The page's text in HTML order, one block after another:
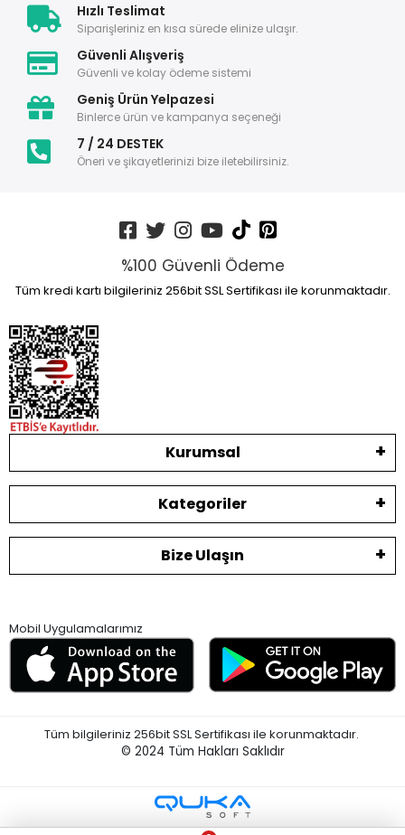
Hızlı Teslimat
Siparişleriniz en kısa sürede elinize ulaşır.
Güvenli Alışveriş
Güvenli ve kolay ödeme sistemi
Geniş Ürün Yelpazesi
Binlerce ürün ve kampanya seçeneği
7 / 24 DESTEK
Öneri ve şikayetlerinizi bize iletebilirsiniz.
%100 Güvenli Ödeme
Tüm kredi kartı bilgileriniz 256bit SSL Sertifikası ile korunmaktadır.
Kurumsal
Kategoriler
Bize Ulaşın
Mobil Uygulamalarımız
Tüm bilgileriniz 256bit SSL Sertifikası ile korunmaktadır.
© 2024 Tüm Hakları Saklıdır